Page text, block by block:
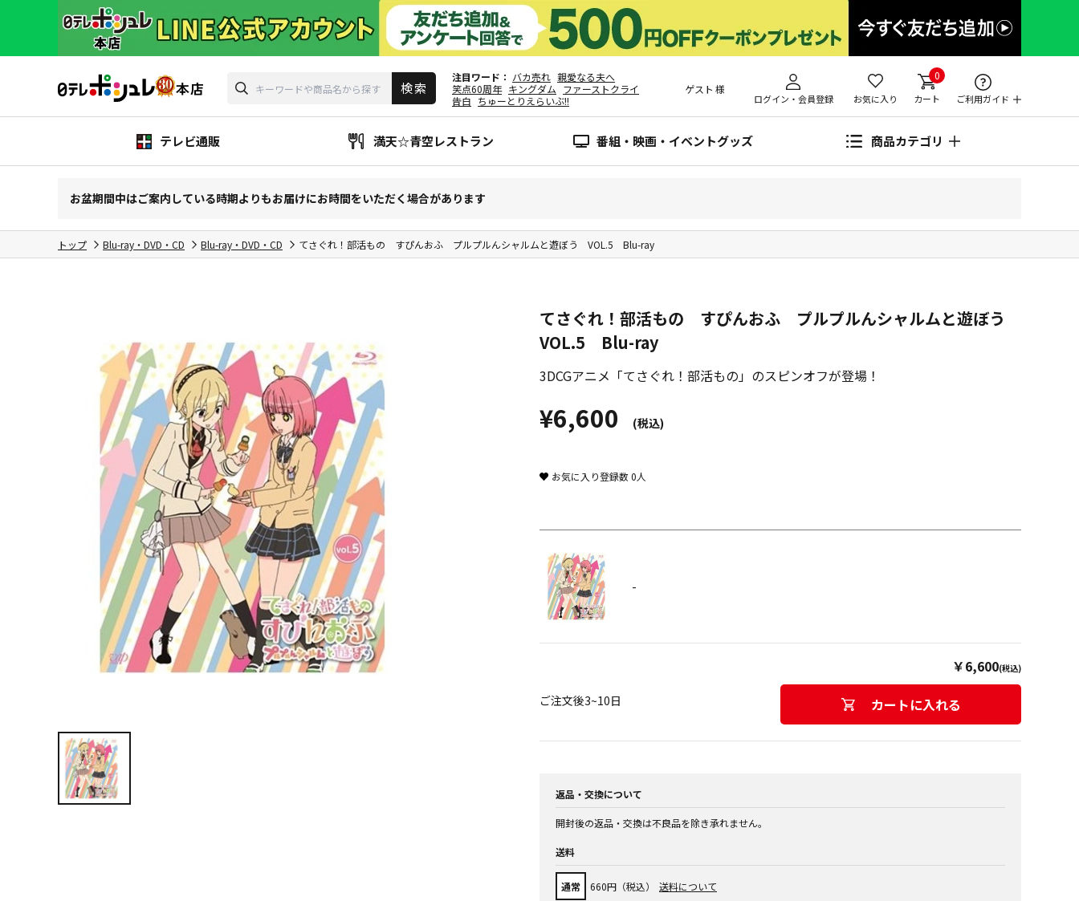
注目ワード バカ売れ 親愛なる夫へ
笑点60周年 キングダム ファーストクライ
告白 ちゅーとりえらいぶ!!
ゲスト 様
ログイン・会員登録 お気に入り
0
カート ご利用ガイド
テレビ通販 満天☆青空レストラン 番組・映画・イベントグッズ 商品カテゴリ
お盆期間中はご案内している時期よりもお届けにお時間をいただく場合があります
トップ Blu-ray・DVD・CD Blu-ray・DVD・CD てさぐれ！部活もの すぴんおふ プルプルんシャルムと遊ぼう VOL.5 Blu-ray
てさぐれ！部活もの すぴんおふ プルプルんシャルムと遊ぼう
VOL.5 Blu-ray
3DCGアニメ「てさぐれ！部活もの」のスピンオフが登場！
¥6,600 (税込)
お気に入り登録数0人
-
￥6,600(税込)
ご注文後3~10日 カートに入れる
返品・交換について
開封後の返品・交換は不良品を除き承れません。
送料
通常 660円（税込） 送料について